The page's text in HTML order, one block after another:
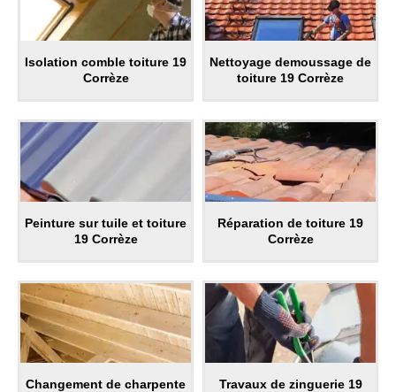
Isolation comble toiture 19
Corrèze
Nettoyage demoussage de
toiture 19 Corrèze
Peinture sur tuile et toiture
19 Corrèze
Réparation de toiture 19
Corrèze
Changement de charpente
Travaux de zinguerie 19